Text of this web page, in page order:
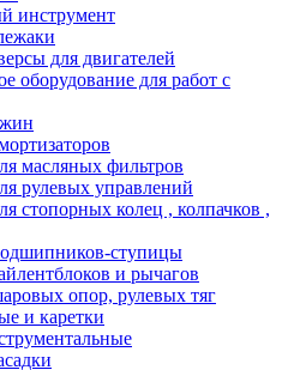
инструмент
для двигателей
оборудование для работ с
масляных фильтров
рулевых управлений
стопорных колец , колпачков ,
ступицы
и рычагов
опор, рулевых тяг
и каретки